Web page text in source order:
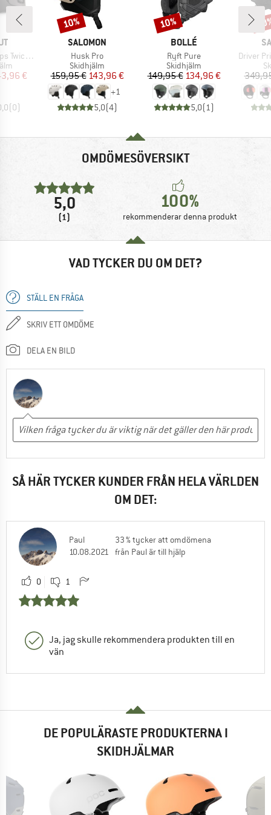
Helmet
pris
€
(0)
VARUMÄRKE
SALOMON
Produkter
Husk Pro
Produktgrupp
Skidhjälm
Pris
159,95 €Reducerat pris
143,96 €
+1
5,0(4)
Rabatt
10%
VARUMÄRKE
BOLLÉ
Produkter
Ryft Pure
Produktgrupp
Skidhjälm
Pris
149,95 €Reducerat pris
134,96 €
5,0(1)
Rabatt
10%
Driver
OMDÖMESÖVERSIKT
5,0
(1)
100%
rekommenderar denna produkt
VAD TYCKER DU OM DET?
STÄLL EN FRÅGA
SKRIV ETT OMDÖME
DELA EN BILD
SÅ HÄR TYCKER KUNDER FRÅN HELA VÄRLDEN
OM DET:
Paul
10.08.2021
33 % tycker att omdömena
från Paul är till hjälp
0 1
Ja, jag skulle rekommendera produkten till en
vän
DE POPULÄRASTE PRODUKTERNA I
SKIDHJÄLMAR